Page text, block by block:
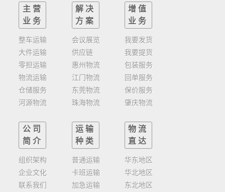
主营
业务
整车运输
大件运输
零担运输
物流运输
仓储服务
河源物流
解决
方案
会议展览
供应链
惠州物流
江门物流
东莞物流
珠海物流
增值
业务
我要发货
我要提货
包装服务
回单服务
保价服务
肇庆物流
公司
简介
组织架构
企业文化
联系我们
运输
种类
普通运输
卡班运输
加急运输
物流
直达
华东地区
华北地区
东北地区